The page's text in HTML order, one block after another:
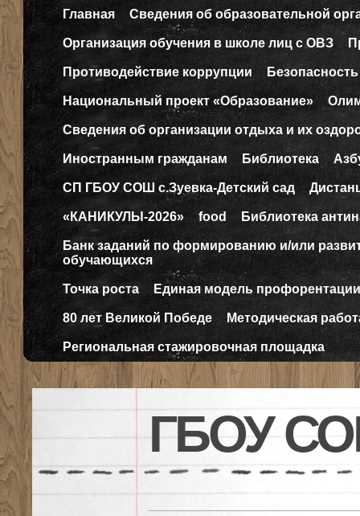
Главная Сведения об образовательной
Организация обучения в школе лиц с ОВЗ
Противодействие коррупции Безопасность
Национальный проект «Образование»
Сведения об организации отдыха и их
Иностранным гражданам Библиотека
СП ГБОУ СОШ с.Зуевка-Детский сад
«КАНИКУЛЫ-2026» food Библиотека
Банк заданий по формированию и/или
обучающихся
Точка роста Единая модель профорентации
80 лет Великой Победе Методическая
Региональная стажировочная площадка
ГБОУ